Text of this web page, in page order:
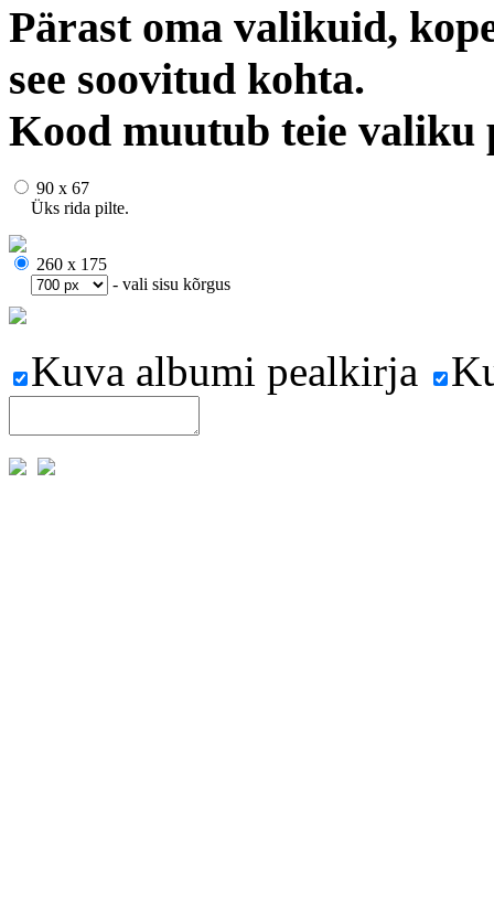
Pärast oma valikuid,
see soovitud kohta.
Kood muutub teie valiku
90 x 67
Üks rida pilte.
260 x 175
- vali sisu kõrgus
Kuva albumi pealkirja